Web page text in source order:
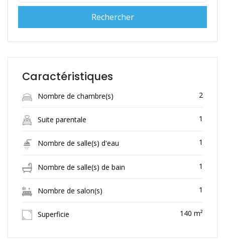
Caractéristiques
Nombre de chambre(s) 2
Suite parentale 1
Nombre de salle(s) d'eau 1
Nombre de salle(s) de bain 1
Nombre de salon(s) 1
Superficie 140 m²